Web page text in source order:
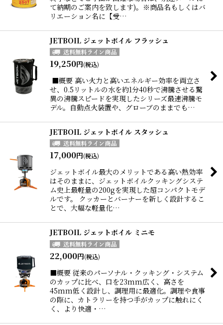
て納期のご案内を致します)。※商品名もしくはバ
リエーション名に【受…
JETBOIL ジェットボイル フラッシュ
19,250円(税込)
■概要 高い火力と高いエネルギー効率を両立さ
せ、0.5リットルの水を約1分40秒で沸騰させる驚
異の沸騰スピードを実現したシリーズ最速沸騰モ
デル。自動点火装置や、グローブのままでも…
JETBOIL ジェットボイル スタッシュ
17,000円(税込)
ジェットボイル最大のメリットである高い熱効率
はそのままに、ジェットボイルクッキングシステ
ム史上最軽量の200gを実現した超コンパクトモデ
ルです。 クッカーとバーナーを新しく設計するこ
とで、大幅な軽量化…
JETBOIL ジェットボイル ミニモ
22,000円(税込)
■概要 従来のパーソナル・クッキング・システム
のカップに比べ、口を23mm広く、高さを
45mm低く設計し、調理用に最適化。調理や食事
の際に、カトラリーを持つ手がカップに触れにく
く、より快適・…